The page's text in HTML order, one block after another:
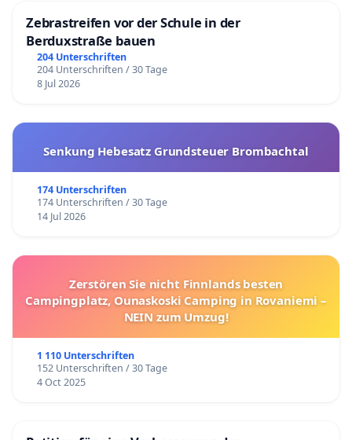
Zebrastreifen vor der Schule in der
Berduxstraße bauen
204 Unterschriften
204 Unterschriften / 30 Tage
8 Jul 2026
Senkung Hebesatz Grundsteuer Brombachtal
174 Unterschriften
174 Unterschriften / 30 Tage
14 Jul 2026
Zerstören Sie nicht Finnlands besten
Campingplatz, Ounaskoski Camping in Rovaniemi –
NEIN zum Umzug!
1 110 Unterschriften
152 Unterschriften / 30 Tage
4 Oct 2025